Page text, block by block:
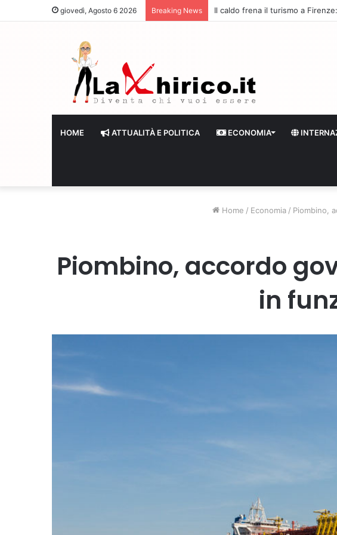
giovedì, Agosto 6 2026 Breaking News Eni prosegue il buyback con
HOME ATTUALITÀ E POLITICA ECONOMIA
Home / Economia / Piombino,
Piombino, accordo
in